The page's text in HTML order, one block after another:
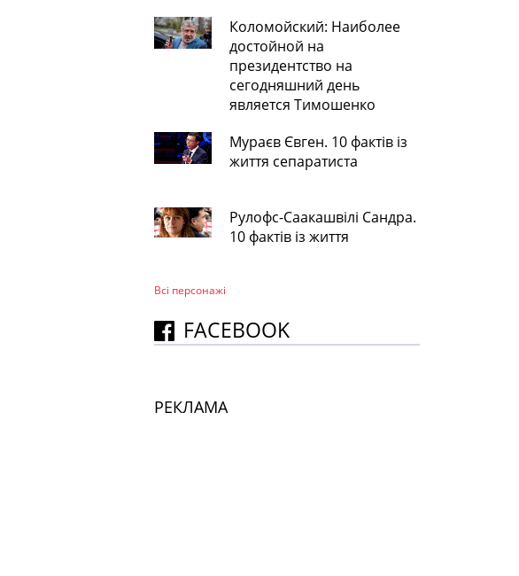
Коломойский: Наиболее
достойной на
президентство на
сегодняшний день
является Тимошенко
Мураєв Євген. 10 фактів із
життя сепаратиста
Рулофс-Саакашвілі Сандра.
10 фактів із життя
Всі персонажi
FACEBOOK
РЕКЛАМА